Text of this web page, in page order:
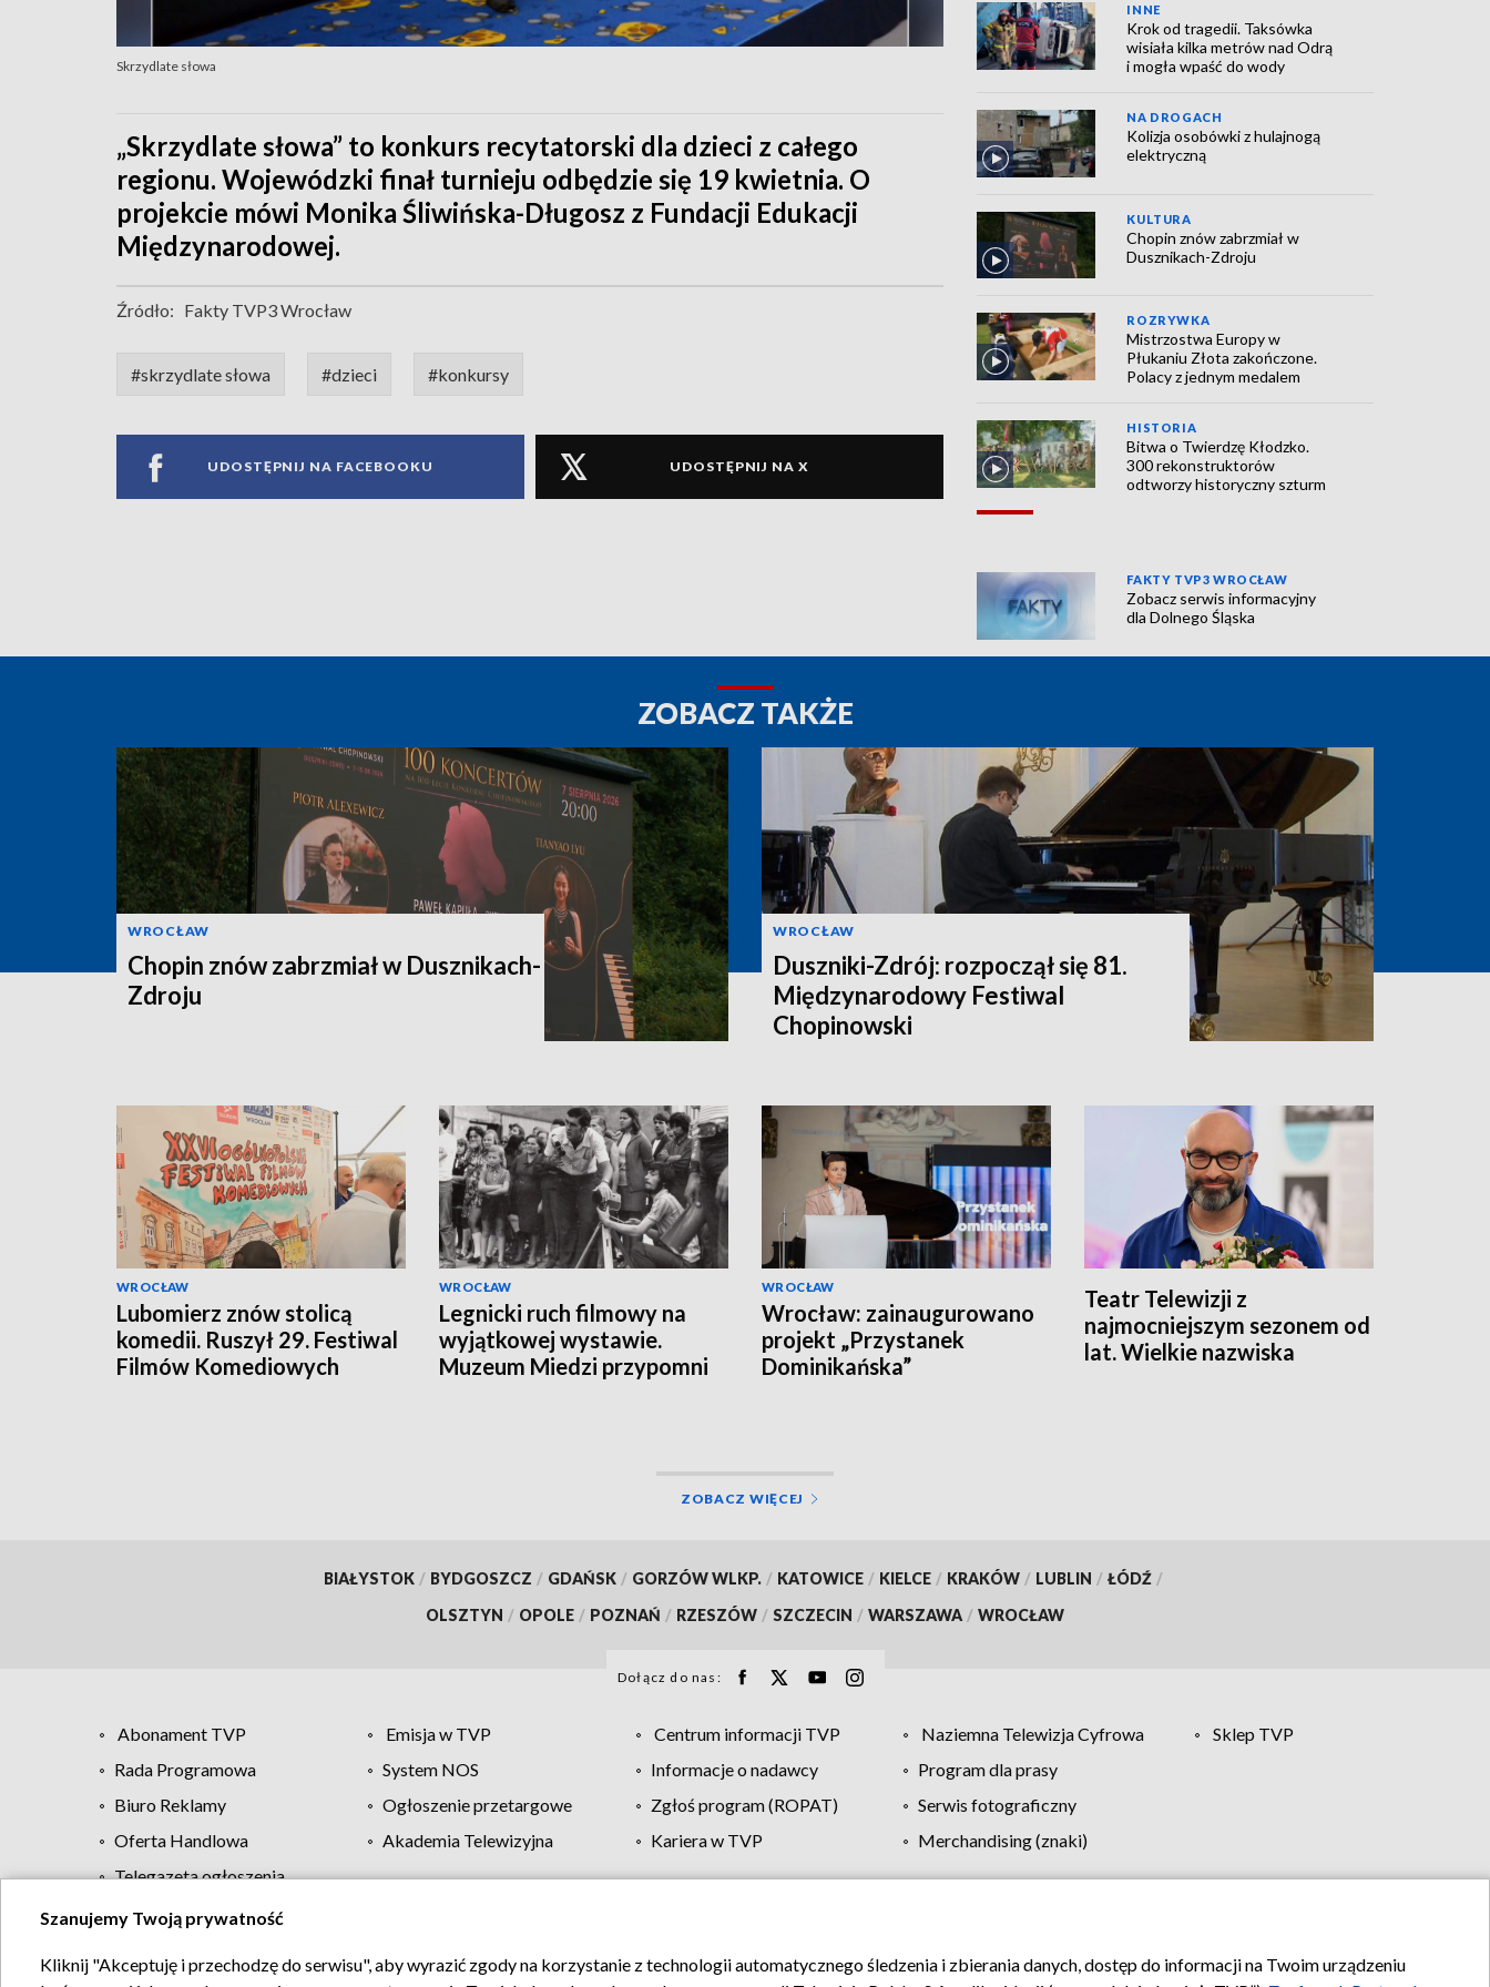
Skrzydlate słowa
„Skrzydlate słowa” to konkurs recytatorski dla dzieci z całego
regionu. Wojewódzki finał turnieju odbędzie się 19 kwietnia. O
projekcie mówi Monika Śliwińska-Długosz z Fundacji Edukacji
Międzynarodowej.
Źródło: Fakty TVP3 Wrocław
#skrzydlate słowa #dzieci #konkursy
UDOSTĘPNIJ NA FACEBOOKU UDOSTĘPNIJ NA X
INNE
Krok od tragedii. Taksówka
wisiała kilka metrów nad Odrą
i mogła wpaść do wody
NA DROGACH
Kolizja osobówki z hulajnogą
elektryczną
KULTURA
Chopin znów zabrzmiał w
Dusznikach-Zdroju
ROZRYWKA
Mistrzostwa Europy w
Płukaniu Złota zakończone.
Polacy z jednym medalem
HISTORIA
Bitwa o Twierdzę Kłodzko.
300 rekonstruktorów
odtworzy historyczny szturm
FAKTY TVP3 WROCŁAW
Zobacz serwis informacyjny
dla Dolnego Śląska
ZOBACZ TAKŻE
WROCŁAW
Chopin znów zabrzmiał w Dusznikach-
Zdroju
WROCŁAW
Duszniki-Zdrój: rozpoczął się 81.
Międzynarodowy Festiwal
Chopinowski
WROCŁAW
Lubomierz znów stolicą
komedii. Ruszył 29. Festiwal
Filmów Komediowych
WROCŁAW
Legnicki ruch filmowy na
wyjątkowej wystawie.
Muzeum Miedzi przypomni
WROCŁAW
Wrocław: zainaugurowano
projekt „Przystanek
Dominikańska”
Teatr Telewizji z
najmocniejszym sezonem od
lat. Wielkie nazwiska
ZOBACZ WIĘCEJ
BIAŁYSTOK / BYDGOSZCZ / GDAŃSK / GORZÓW WLKP. / KATOWICE / KIELCE / KRAKÓW / LUBLIN / ŁÓDŹ /
OLSZTYN / OPOLE / POZNAŃ / RZESZÓW / SZCZECIN / WARSZAWA / WROCŁAW
Dołącz do nas:
Abonament TVP Emisja w TVP Centrum informacji TVP Naziemna Telewizja Cyfrowa
Sklep TVP
Rada Programowa
System NOS Informacje o nadawcy
Program dla prasy
Biuro Reklamy
Ogłoszenie przetargowe Zgłoś program (ROPAT)
Serwis fotograficzny
Oferta Handlowa
Akademia Telewizyjna Kariera w TVP
Merchandising (znaki)
Telegazeta ogłoszenia
Regulamin TVP Polityka prywatności Moje zgody Pomoc Biuro reklamy Kontakt
Szanujemy Twoją prywatność
Kliknij "Akceptuję i przechodzę do serwisu", aby wyrazić zgody na korzystanie z technologii automatycznego śledzenia i zbierania danych, dostęp do informacji na Twoim urządzeniu